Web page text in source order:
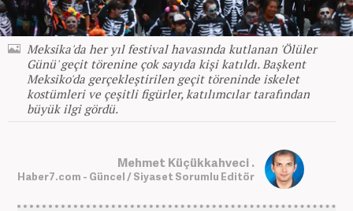
Meksika'da her yıl festival havasında kutlanan 'Ölüler
Günü' geçit törenine çok sayıda kişi katıldı. Başkent
Meksiko'da gerçekleştirilen geçit töreninde iskelet
kostümleri ve çeşitli figürler, katılımcılar tarafından
büyük ilgi gördü.
Mehmet Küçükkahveci .
Haber7.com - Güncel / Siyaset Sorumlu Editör